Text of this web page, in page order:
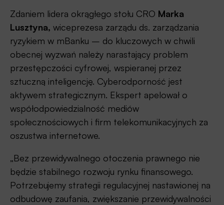
Zdaniem lidera okrągłego stołu CRO Marka
Lusztyna, wiceprezesa zarządu ds. zarządzania
ryzykiem w mBanku – do kluczowych w chwili
obecnej wyzwań należy narastający problem
przestępczości cyfrowej, wspieranej przez
sztuczną inteligencję. Cyberodporność jest
aktywem strategicznym. Ekspert apelował o
współodpowiedzialność mediów
społecznościowych i firm telekomunikacyjnych za
oszustwa internetowe.
„Bez przewidywalnego otoczenia prawnego nie
będzie stabilnego rozwoju rynku finansowego.
Potrzebujemy strategii regulacyjnej nastawionej na
odbudowę zaufania, zwiększanie przewidywalności